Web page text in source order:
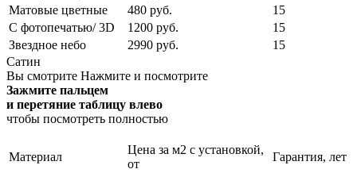
Матовые цветные
480 руб.
15
С фотопечатью/ 3D
1200 руб.
15
Звездное небо
2990 руб.
15
Сатин
Вы смотрите Нажмите и посмотрите
Зажмите пальцем
и перетяние таблицу влево
чтобы посмотреть полностью
Материал
Цена за м2 с установкой,
от
Гарантия, лет